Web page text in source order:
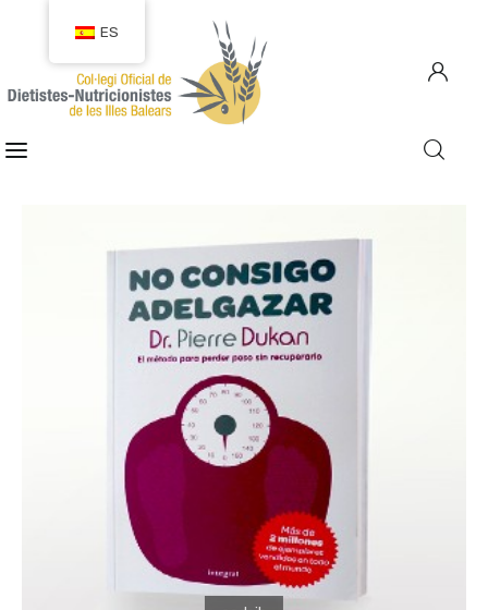
EMPLEO
CIUDADANÍA
TRANSPARENCIA
ES